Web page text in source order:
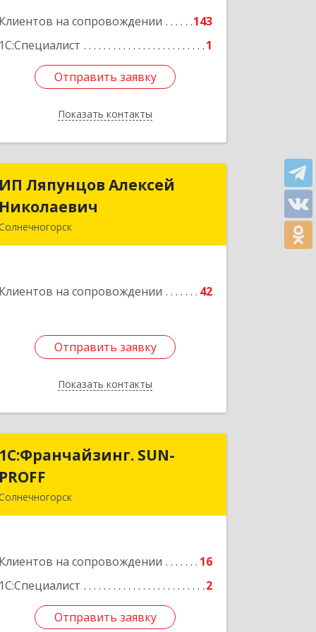
Клиентов на сопровождении
143
1С:Специалист
1
Отправить заявку
Показать контакты
Отправить заявку
Назад
ИП Ляпунцов Алексей
Николаевич
Клиентов на сопровождении 42
Отправить заявку
Показать контакты
ИП Ляпунцов Алексей
Отправить заявку
Назад
1С:Франчайзинг. SUN-
PROFF
Клиентов на сопровождении
16
1С:Специалист
2
Отправить заявку
1С:Франчайзинг. SUN-
Подробнее
Отправить заявку